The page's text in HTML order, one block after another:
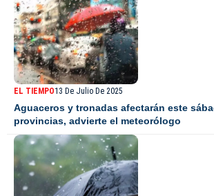
EL TIEMPO13 De Julio De 2025
Aguaceros y tronadas afectarán este
provincias, advierte el meteorólogo